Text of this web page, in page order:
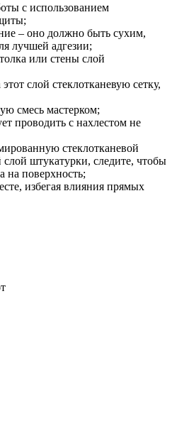
с использованием
– оно должно быть сухим,
лучшей адгезии;
или стены слой
слой стеклотканевую сетку,
смесь мастерком;
проводить с нахлестом не
стеклотканевой
штукатурки, следите, чтобы
на поверхность;
избегая влияния прямых